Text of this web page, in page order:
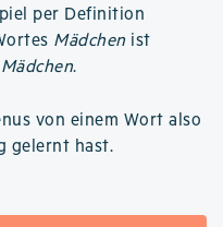
per Definition
Mädchen ist
.
von einem Wort also
gelernt hast.